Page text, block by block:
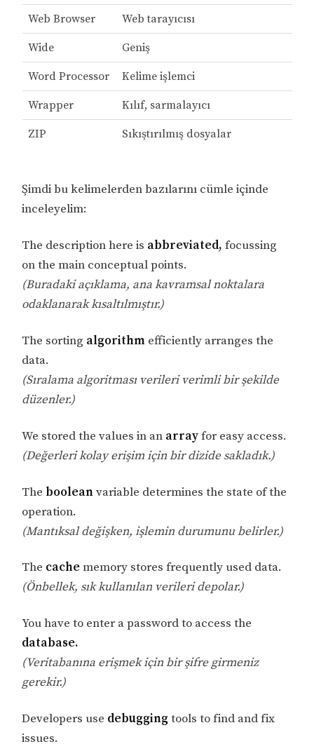
Web Browser Web tarayıcısı
Wide Geniş
Word Processor Kelime işlemci
Wrapper Kılıf, sarmalayıcı
ZIP Sıkıştırılmış dosyalar
Şimdi bu kelimelerden bazılarını cümle içinde
inceleyelim:
The description here is abbreviated, focussing
on the main conceptual points.
(Buradaki açıklama, ana kavramsal noktalara
odaklanarak kısaltılmıştır.)
The sorting algorithm efficiently arranges the
data.
(Sıralama algoritması verileri verimli bir şekilde
düzenler.)
We stored the values in an arrayfor easy access.
(Değerleri kolay erişim için bir dizide sakladık.)
The booleanvariable determines the state of the
operation.
(Mantıksal değişken, işlemin durumunu belirler.)
The cachememory stores frequently used data.
(Önbellek, sık kullanılan verileri depolar.)
You have to enter a password to access the
database.
(Veritabanına erişmek için bir şifre girmeniz
gerekir.)
Developers use debuggingtools to find and fix
issues.